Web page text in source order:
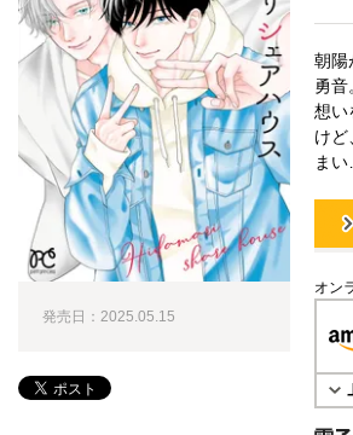
朝陽
勇音
想い
けど
ま
オン
発売日：2025.05.15